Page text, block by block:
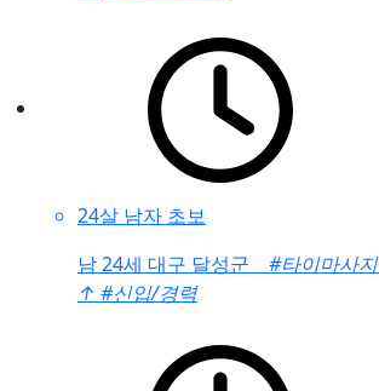
24살 남자 초보
남24세 대구 달성군 #타이마사지
↑ #신입/경력